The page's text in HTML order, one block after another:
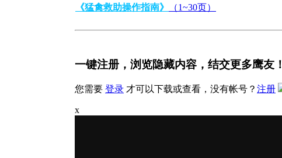
《猛禽救助操作指南》
（1~30页）
一键注册，浏览隐藏内容，结交更多鹰友！
您需要 登录 才可以下载或查看，没有帐号？ 注册
x